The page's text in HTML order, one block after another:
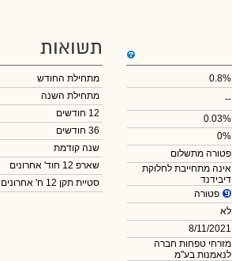
0.8%
--
0.03%
0%
פטורה מתשלום
אינה מתחייבת לחלוקת
דיבידנד
פטורה
לא
8/11/2021
מזרחי טפחות חברה
לנאמנות בע"מ
תשואות
מתחילת החודש
מתחילת השנה
12 חודשים
36 חודשים
שנה קודמת
שארפ 12 חוד' אחרונים
סטיית תקן 12 ח' אחרונים